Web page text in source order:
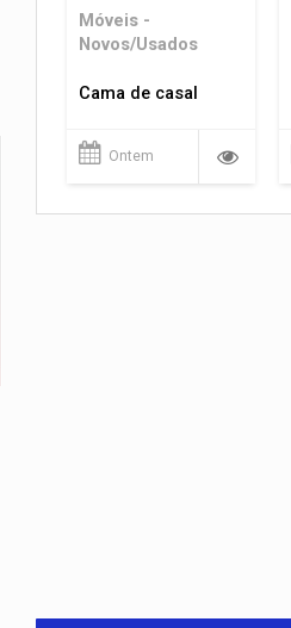
Móveis -
Novos/Usados
Cama de casal
Ontem